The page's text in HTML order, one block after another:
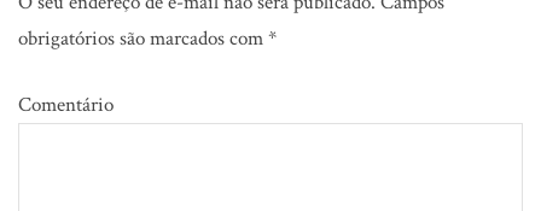
obrigatórios são marcados com*
Comentário